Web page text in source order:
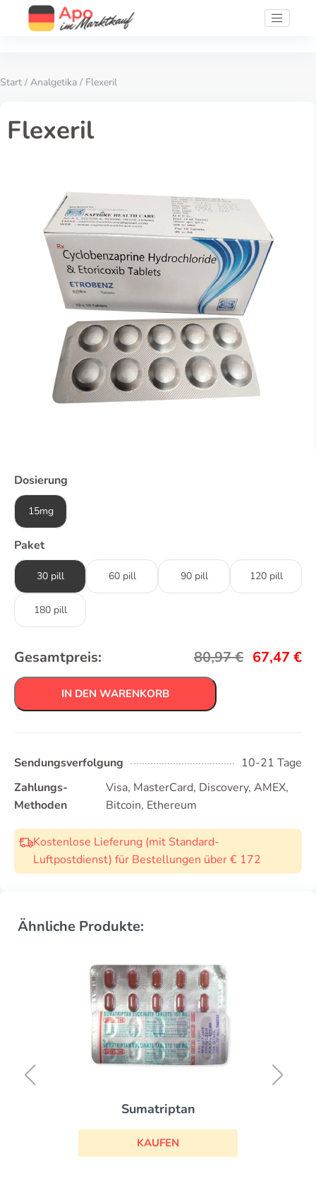
Start / Analgetika / Flexeril
Flexeril
Dosierung
15mg
Paket
30 pill 60 pill 90 pill 120 pill
180 pill
Gesamtpreis: 80,97€ 67,47 €
IN DEN WARENKORB
Sendungsverfolgung
10-21 Tage
Zahlungs-
Methoden
Visa, MasterCard, Discovery, AMEX,
Bitcoin, Ethereum
Kostenlose Lieferung (mit Standard-
Luftpostdienst) für Bestellungen über € 172
Ähnliche Produkte:
Sumatriptan
KAUFEN